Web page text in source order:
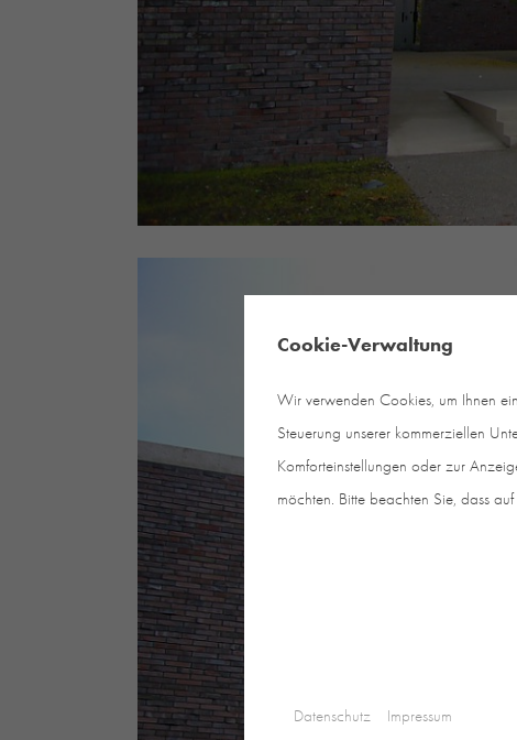
Cookie-Verwaltung
Wir verwenden Cookies, um Ihnen
Steuerung unserer kommerziellen
Komforteinstellungen oder zur
möchten. Bitte beachten Sie, dass
Datenschutz Impressum